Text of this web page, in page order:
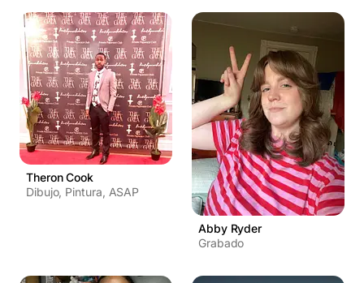
Theron Cook
Dibujo, Pintura, ASAP
Abby Ryder
Grabado